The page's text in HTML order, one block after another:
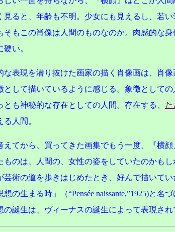
見ると、年齢も不明。少女にも見えるし、若い
そもこの肖像は人間のものなのか。肉感的な
い。
な表現を潜り抜けた画家の描く肖像画は、肖
として描いているように感じる。象徴として
とも神秘的な存在としての人間。存在する、 た
る人間。
えてから、買ってきた画集でもう一度、『横
ものは、人間の、女性の姿をしていたのかも
芸術の道を歩きはじめたとき、好んで描いて
想の生まる時」（“Pensée naissante,”1925)と名
の誕生は、ヴィーナスの誕生によって表現され